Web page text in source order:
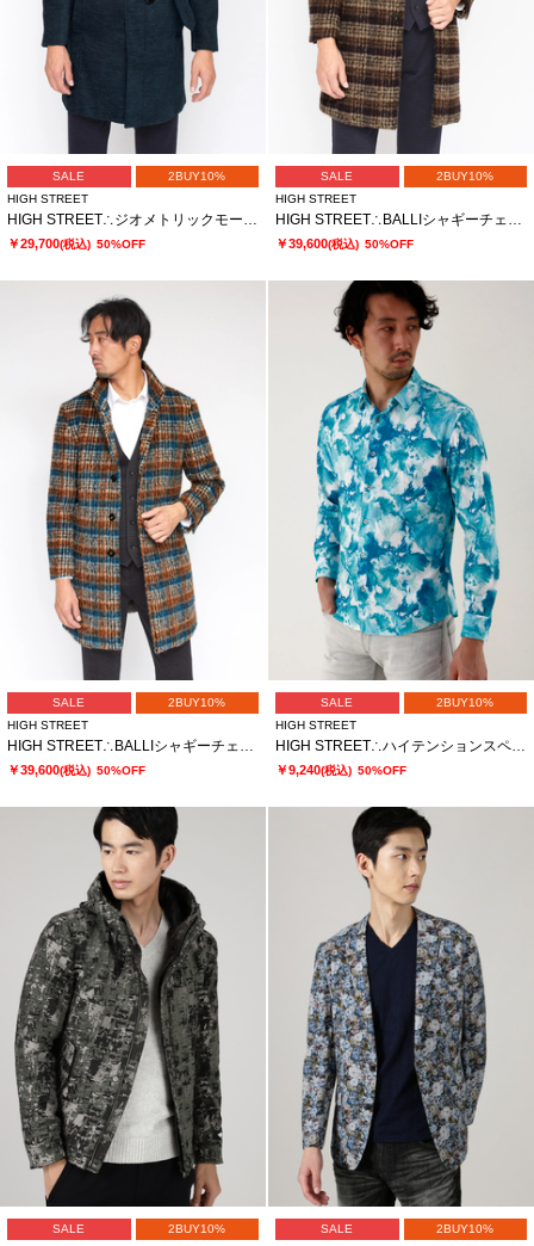
SALE
2BUY10%
HIGH STREET
￥29,700(税込) 50%OFF
SALE
2BUY10%
HIGH STREET
￥39,600(税込) 50%OFF
SALE
2BUY10%
HIGH STREET
￥39,600(税込) 50%OFF
SALE
2BUY10%
HIGH STREET
￥9,240(税込) 50%OFF
SALE
2BUY10%
SALE
2BUY10%